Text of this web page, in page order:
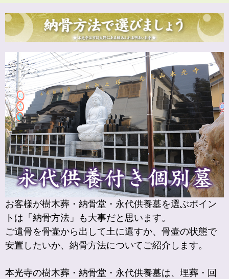
お客様が樹木葬・納骨堂・永代供養墓を選ぶポイン
トは「納骨方法」も大事だと思います。
ご遺骨を骨壷から出して土に還すか、骨壷の状態で
安置したいか、納骨方法についてご紹介します。
本光寺の樹木葬・納骨堂・永代供養墓は、埋葬・回